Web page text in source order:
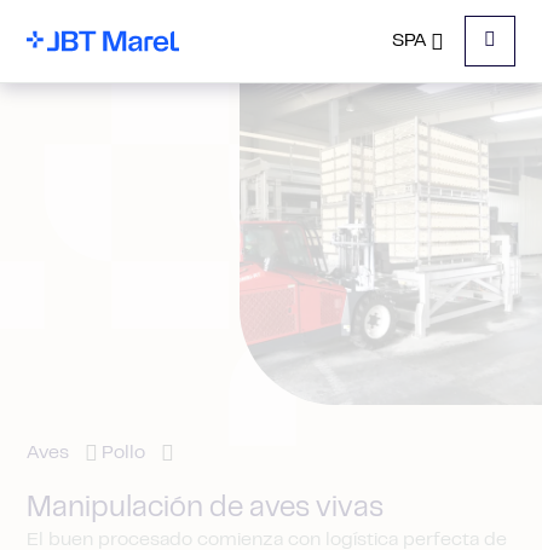
SPA
Menu
Aves Pollo
Manipulación de aves vivas
El buen procesado comienza con logística perfecta de